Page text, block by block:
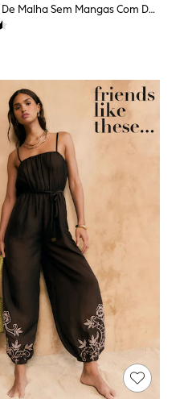
Preto - Macacão De Malha Sem Mangas Com Decote Canoa Para Ocasiões Especiais